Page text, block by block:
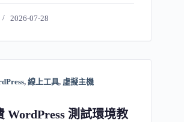
2026-07-28
, 線上工具, 虛擬主機
WordPress 測試環境教